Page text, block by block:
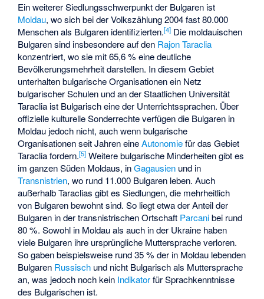
Ein weiterer Siedlungsschwerpunkt der Bulgaren ist
Moldau, wo sich bei der Volkszählung 2004 fast 80.000
Menschen als Bulgaren identifizierten.[4] Die moldauischen
Bulgaren sind insbesondere auf den Rajon Taraclia
konzentriert, wo sie mit 65,6 % eine deutliche
Bevölkerungsmehrheit darstellen. In diesem Gebiet
unterhalten bulgarische Organisationen ein Netz
bulgarischer Schulen und an derStaatlichen Universität
Taraclia ist Bulgarisch eine der Unterrichtssprachen. Über
offizielle kulturelle Sonderrechte verfügen die Bulgaren in
Moldau jedoch nicht, auch wenn bulgarische
Organisationen seit Jahren eineAutonomiefür das Gebiet
Taraclia fordern.[5] Weitere bulgarische Minderheiten gibt es
im ganzen Süden Moldaus, inGagausien und in
Transnistrien, wo rund 11.000 Bulgaren leben. Auch
außerhalb Taraclias gibt es Siedlungen, die mehrheitlich
von Bulgaren bewohnt sind. So liegt etwa der Anteil der
Bulgaren in der transnistrischen Ortschaft Parcanibei rund
80 %. Sowohl in Moldau als auch in der Ukraine haben
viele Bulgaren ihre ursprüngliche Muttersprache verloren.
So gaben beispielsweise rund 35 % der in Moldau lebenden
Bulgaren Russisch und nicht Bulgarisch als Muttersprache
an, was jedoch noch kein Indikatorfür Sprachkenntnisse
des Bulgarischen ist.